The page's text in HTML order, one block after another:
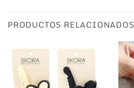
PRODUCTOS RELACIONADOS